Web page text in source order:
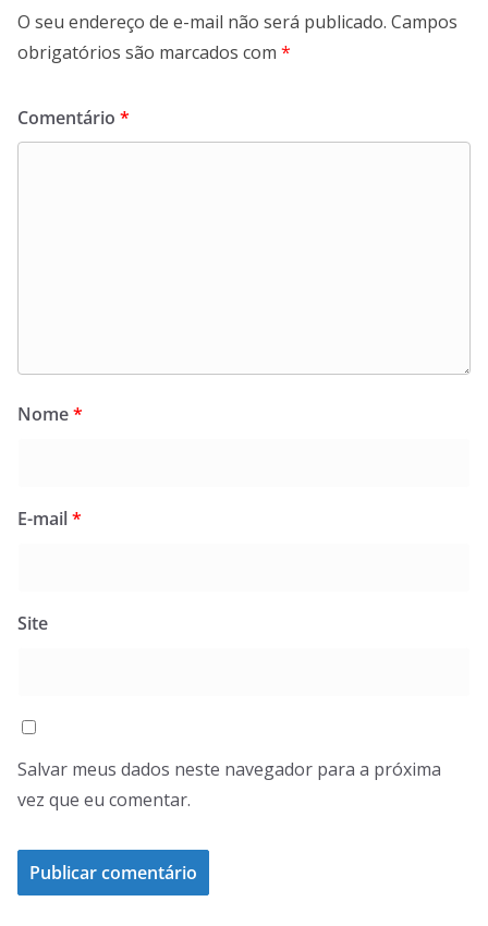
O seu endereço de e-mail não será publicado. Campos
obrigatórios são marcados com *
Comentário *
Nome*
E-mail*
Site
Salvar meus dados neste navegador para a próxima
vez que eu comentar.